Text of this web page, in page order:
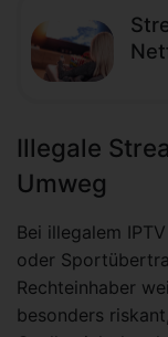
Illegale
Umweg
Bei illegalem
oder
Rechteinhaber
besonders